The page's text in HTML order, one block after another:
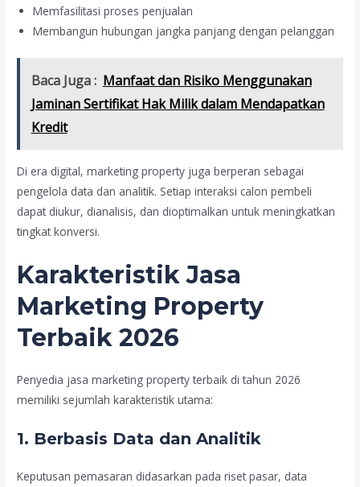
Memfasilitasi proses penjualan
Membangun hubungan jangka panjang dengan pelanggan
Baca Juga : Manfaat dan Risiko Menggunakan
Jaminan Sertifikat Hak Milik dalam Mendapatkan
Kredit
Di era digital, marketing property juga berperan sebagai
pengelola data dan analitik. Setiap interaksi calon pembeli
dapat diukur, dianalisis, dan dioptimalkan untuk meningkatkan
tingkat konversi.
Karakteristik Jasa
Marketing Property
Terbaik 2026
Penyedia jasa marketing property terbaik di tahun 2026
memiliki sejumlah karakteristik utama:
1. Berbasis Data dan Analitik
Keputusan pemasaran didasarkan pada riset pasar, data